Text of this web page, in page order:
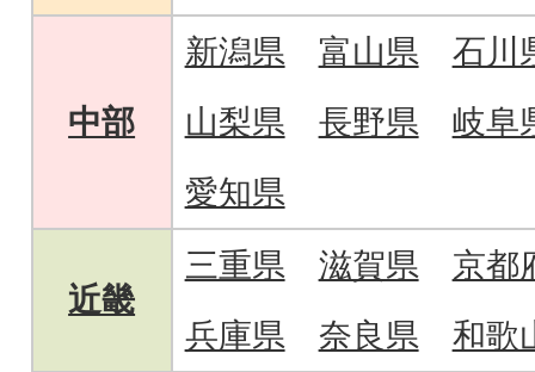
中部
新潟県 富山県
石川
山梨県
長野県
岐阜
愛知県
近畿
三重県 滋賀県
京都
兵庫県
奈良県 和歌